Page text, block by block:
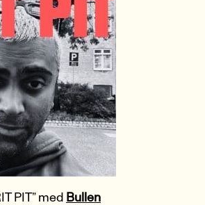
PIT” med Bullen